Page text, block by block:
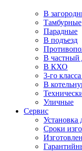
В
Тамбурные
Парадные
В подъезд
В частный
В КХО
3-го
В
Уличные
Сервис
Установка
Сроки